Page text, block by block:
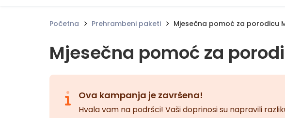
Početna Prehrambeni paketi Mjesečna pomoć za porodicu
Mjesečna pomoć za
Ova kampanja je završena!
Hvala vam na podršci! Vaši doprinosi su napravili